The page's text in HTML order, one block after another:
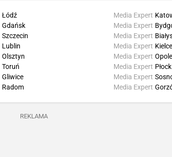
Łódź
Gdańsk
Szczecin
Lublin
Media Expert
Media Expert
Media Expert
Media Expert Kielce
Olsztyn
Toruń
Gliwice
Radom
Media Expert Opole
Media Expert Płock
Media Expert
Media Expert
REKLAMA